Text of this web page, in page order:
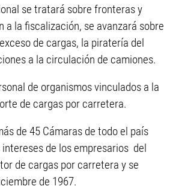
se tratará sobre fronteras y
a la fiscalización, se avanzará sobre
de cargas, la piratería del
a la circulación de camiones.
de organismos vinculados a la
de cargas por carretera.
de 45 Cámaras de todo el país
de los empresarios del
de cargas por carretera y se
de 1967.